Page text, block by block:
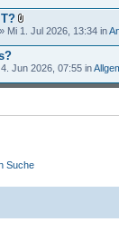
» Mi 1. Jul 2026, 13:34 in
Jun 2026, 07:55 in
Suche